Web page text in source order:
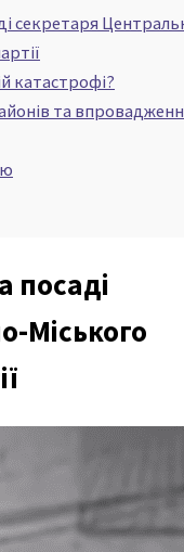
секретаря
катастрофі?
та
посаді
Міського